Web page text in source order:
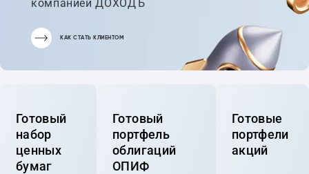
компанией ДОХОДЪ
КАК СТАТЬ КЛИЕНТОМ
Готовый
набор
ценных
бумаг
Готовый
портфель
облигаций
ОПИФ
Готовые
портфели
акций